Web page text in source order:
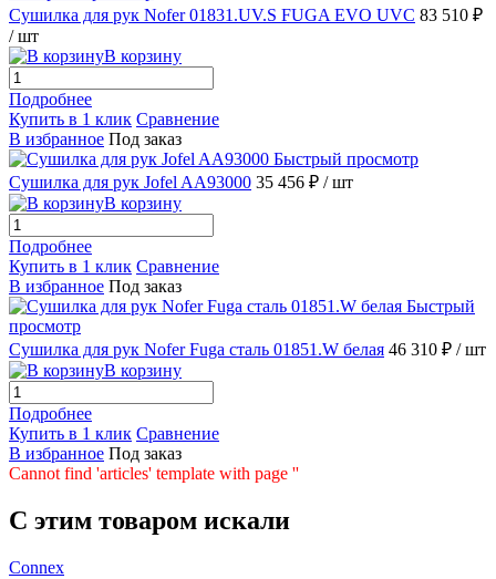
Сушилка для рук Nofer 01831.UV.S FUGA EVO UVC 83 510 ₽
/ шт
В корзину
Подробнее
Купить в 1 клик Сравнение
В избранное Под заказ
Быстрый просмотр
Сушилка для рук Jofel AA93000 35 456 ₽ / шт
В корзину
Подробнее
Купить в 1 клик Сравнение
В избранное Под заказ
Быстрый
просмотр
Сушилка для рук Nofer Fuga сталь 01851.W белая 46 310 ₽ / шт
В корзину
Подробнее
Купить в 1 клик Сравнение
В избранное Под заказ
Cannot find 'articles' template with page ''
C этим товаром искали
Connex